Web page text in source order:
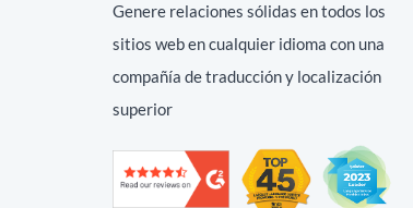
Genere relaciones sólidas en todos los
sitios web en cualquier idioma con una
compañía de traducción y localización
superior